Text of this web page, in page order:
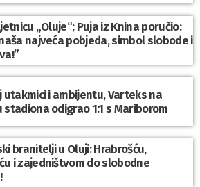
„Oluje“; Puja iz Knina poručio:
najveća pobjeda, simbol slobode i
utakmici i ambijentu, Varteks na
odigrao 1:1 s Mariborom
branitelji u Oluji: Hrabrošću,
i zajedništvom do slobodne